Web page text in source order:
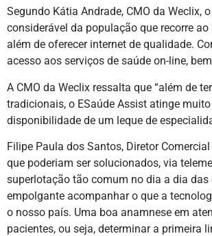
Segundo Kátia Andrade, CMO da Weclix,
considerável da população que recorre
além de oferecer internet de qualidade.
acesso aos serviços de saúde on-line,
A CMO da Weclix ressalta que “além de
tradicionais, o ESaúde Assist atinge
disponibilidade de um leque de
Filipe Paula dos Santos, Diretor
que poderiam ser solucionados, via
superlotação tão comum no dia a dia
empolgante acompanhar o que a
o nosso país. Uma boa anamnese em
pacientes, ou seja, determinar a primeira